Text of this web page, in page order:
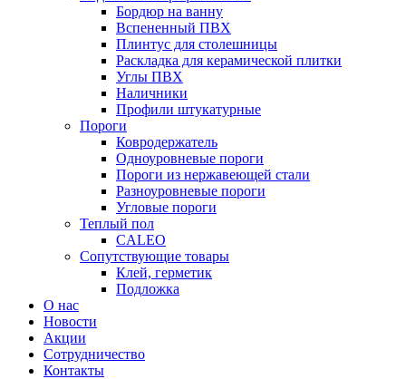
Бордюр на ванну
Вспененный ПВХ
Плинтус для столешницы
Раскладка для керамической плитки
Углы ПВХ
Наличники
Профили штукатурные
Пороги
Ковродержатель
Одноуровневые пороги
Пороги из нержавеющей стали
Разноуровневые пороги
Угловые пороги
Теплый пол
CALEO
Сопутствующие товары
Клей, герметик
Подложка
О нас
Новости
Акции
Сотрудничество
Контакты